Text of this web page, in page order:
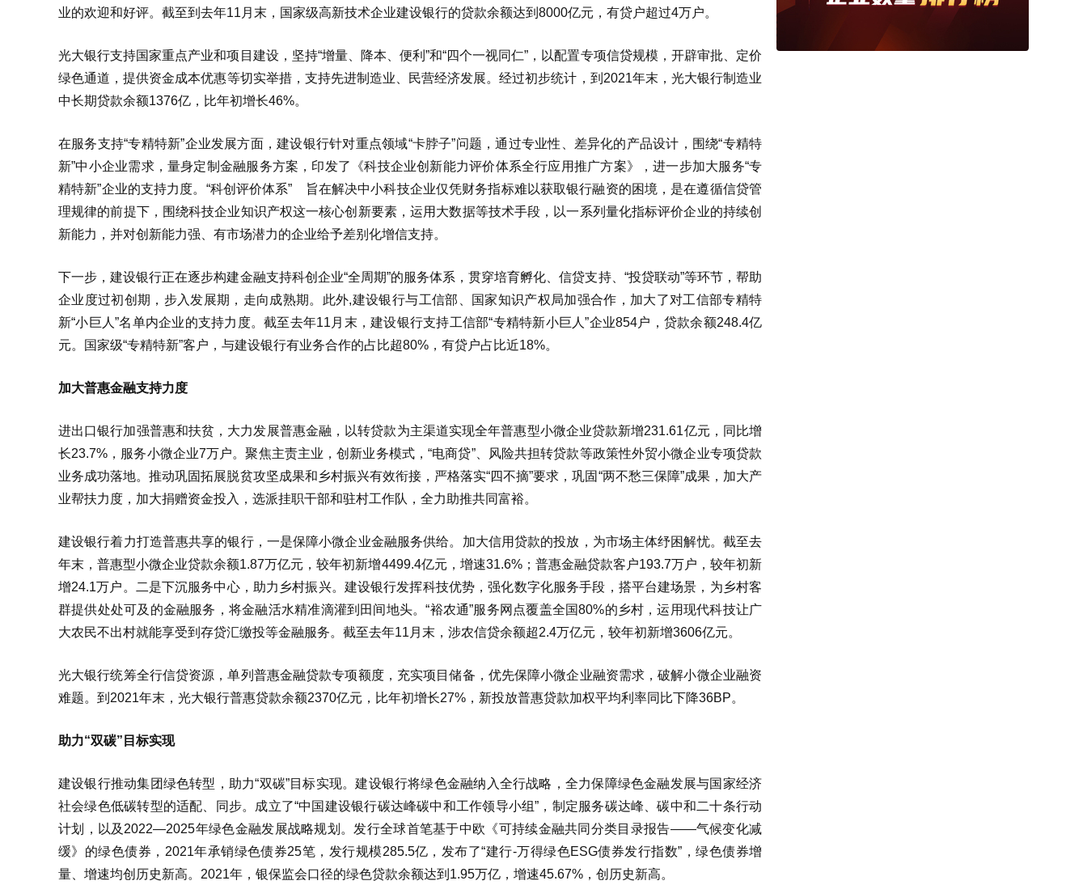
业的欢迎和好评。截至到去年11月末，国家级高新技术企业建设银行的贷款余额达到8000亿元，有贷户超过4万户。
光大银行支持国家重点产业和项目建设，坚持“增量、降本、便利”和“四个一视同仁”，以配置专项信贷规模，开辟审批、定价
绿色通道，提供资金成本优惠等切实举措，支持先进制造业、民营经济发展。经过初步统计，到2021年末，光大银行制造业
中长期贷款余额1376亿，比年初增长46%。
在服务支持“专精特新”企业发展方面，建设银行针对重点领域“卡脖子”问题，通过专业性、差异化的产品设计，围绕“专精特
新”中小企业需求，量身定制金融服务方案，印发了《科技企业创新能力评价体系全行应用推广方案》，进一步加大服务“专
精特新”企业的支持力度。“科创评价体系” 旨在解决中小科技企业仅凭财务指标难以获取银行融资的困境，是在遵循信贷管
理规律的前提下，围绕科技企业知识产权这一核心创新要素，运用大数据等技术手段，以一系列量化指标评价企业的持续创
新能力，并对创新能力强、有市场潜力的企业给予差别化增信支持。
下一步，建设银行正在逐步构建金融支持科创企业“全周期”的服务体系，贯穿培育孵化、信贷支持、“投贷联动”等环节，帮助
企业度过初创期，步入发展期，走向成熟期。此外,建设银行与工信部、国家知识产权局加强合作，加大了对工信部专精特
新“小巨人”名单内企业的支持力度。截至去年11月末，建设银行支持工信部“专精特新小巨人”企业854户，贷款余额248.4亿
元。国家级“专精特新”客户，与建设银行有业务合作的占比超80%，有贷户占比近18%。
加大普惠金融支持力度
进出口银行加强普惠和扶贫，大力发展普惠金融，以转贷款为主渠道实现全年普惠型小微企业贷款新增231.61亿元，同比增
长23.7%，服务小微企业7万户。聚焦主责主业，创新业务模式，“电商贷”、风险共担转贷款等政策性外贸小微企业专项贷款
业务成功落地。推动巩固拓展脱贫攻坚成果和乡村振兴有效衔接，严格落实“四不摘”要求，巩固“两不愁三保障”成果，加大产
业帮扶力度，加大捐赠资金投入，选派挂职干部和驻村工作队，全力助推共同富裕。
建设银行着力打造普惠共享的银行，一是保障小微企业金融服务供给。加大信用贷款的投放，为市场主体纾困解忧。截至去
年末，普惠型小微企业贷款余额1.87万亿元，较年初新增4499.4亿元，增速31.6%；普惠金融贷款客户193.7万户，较年初新
增24.1万户。二是下沉服务中心，助力乡村振兴。建设银行发挥科技优势，强化数字化服务手段，搭平台建场景，为乡村客
群提供处处可及的金融服务，将金融活水精准滴灌到田间地头。“裕农通”服务网点覆盖全国80%的乡村，运用现代科技让广
大农民不出村就能享受到存贷汇缴投等金融服务。截至去年11月末，涉农信贷余额超2.4万亿元，较年初新增3606亿元。
光大银行统筹全行信贷资源，单列普惠金融贷款专项额度，充实项目储备，优先保障小微企业融资需求，破解小微企业融资
难题。到2021年末，光大银行普惠贷款余额2370亿元，比年初增长27%，新投放普惠贷款加权平均利率同比下降36BP。
助力“双碳”目标实现
建设银行推动集团绿色转型，助力“双碳”目标实现。建设银行将绿色金融纳入全行战略，全力保障绿色金融发展与国家经济
社会绿色低碳转型的适配、同步。成立了“中国建设银行碳达峰碳中和工作领导小组”，制定服务碳达峰、碳中和二十条行动
计划，以及2022—2025年绿色金融发展战略规划。发行全球首笔基于中欧《可持续金融共同分类目录报告——气候变化减
缓》的绿色债券，2021年承销绿色债券25笔，发行规模285.5亿，发布了“建行-万得绿色ESG债券发行指数”，绿色债券增
量、增速均创历史新高。2021年，银保监会口径的绿色贷款余额达到1.95万亿，增速45.67%，创历史新高。